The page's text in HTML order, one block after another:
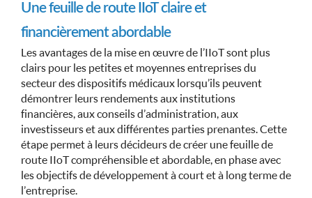
Une feuille de route IIoT claire et
financièrement abordable
Les avantages de la mise en œuvre de l’IIoT sont plus
clairs pour les petites et moyennes entreprises du
secteur des dispositifs médicaux lorsqu’ils peuvent
démontrer leurs rendements aux institutions
financières, aux conseils d’administration, aux
investisseurs et aux différentes parties prenantes. Cette
étape permet à leurs décideurs de créer une feuille de
route IIoT compréhensible et abordable, en phase avec
les objectifs de développement à court et à long terme de
l’entreprise.